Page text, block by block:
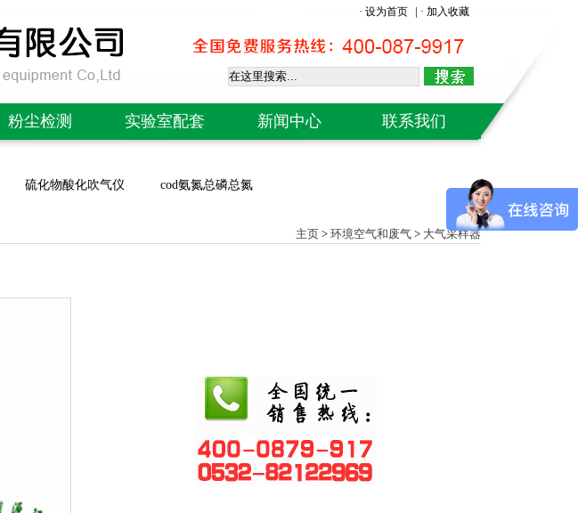
· 设为首页 | · 加入收藏
粉尘检测
在线粉尘检测仪
式管道粉尘检测仪
实验室配套
电导率仪
新闻中心 联系我们
硫化物酸化吹气仪 cod氨氮总磷总氮
主页 > 环境空气和废气 > 大气采样器